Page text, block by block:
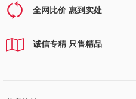
全网比价 惠到实处
诚信专精 只售精品